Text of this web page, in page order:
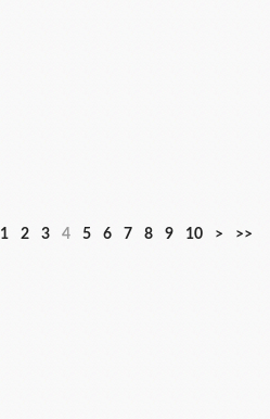
1 2 3 4 5 6 7 8 9 10 > >>